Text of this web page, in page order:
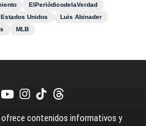
ElPeriódicodelaVerdad
Estados Unidos
Luis Abinader
MLB
contenidos informativos y